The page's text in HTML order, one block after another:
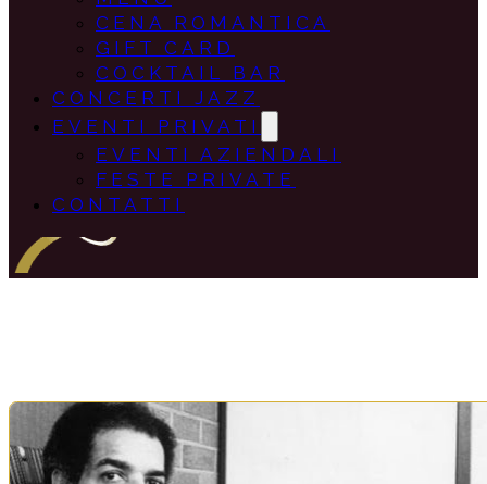
CENA ROMANTICA
GIFT CARD
COCKTAIL BAR
CONCERTI JAZZ
EVENTI PRIVATI
EVENTI AZIENDALI
FESTE PRIVATE
CONTATTI